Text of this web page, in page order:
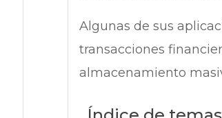
Algunas de sus
transacciones
almacenamiento